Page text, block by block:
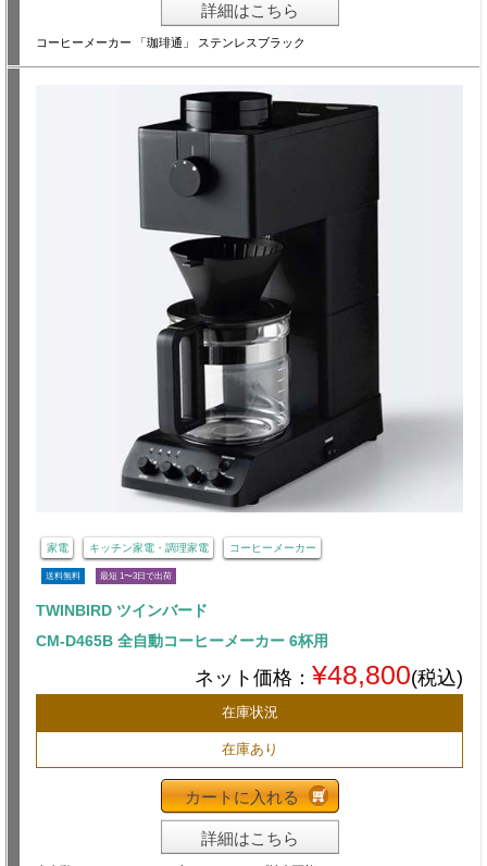
詳細はこちら
コーヒーメーカー 「珈琲通」 ステンレスブラック
家電 キッチン家電・調理家電 コーヒーメーカー
送料無料 最短 1〜3日で出荷
TWINBIRD ツインバード
CM-D465B 全自動コーヒーメーカー 6杯用
ネット価格： ¥48,800(税込)
在庫状況
在庫あり
カートに入れる
詳細はこちら